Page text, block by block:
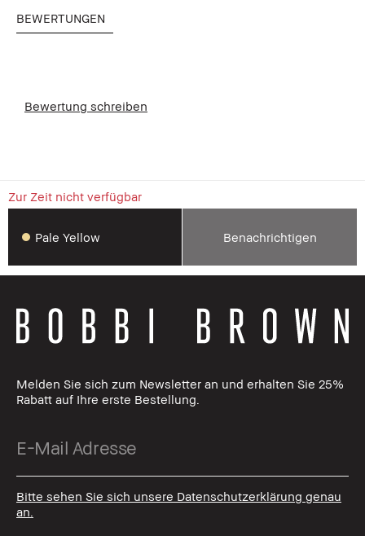
BEWERTUNGEN
Bewertung schreiben
Zur Zeit nicht verfügbar
Pale Yellow Benachrichtigen
Melden Sie sich zum Newsletter an und erhalten Sie 25%
Rabatt auf Ihre erste Bestellung.
Bitte sehen Sie sich unsere Datenschutzerklärung genau
an.